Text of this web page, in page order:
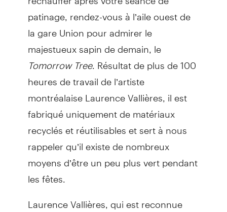
patinage, rendez-vous à l’aile ouest de
la gare Union pour admirer le
majestueux sapin de demain, le
Tomorrow Tree. Résultat de plus de 100
heures de travail de l’artiste
montréalaise Laurence Vallières, il est
fabriqué uniquement de matériaux
recyclés et réutilisables et sert à nous
rappeler qu’il existe de nombreux
moyens d’être un peu plus vert pendant
les fêtes.
Laurence Vallières, qui est reconnue